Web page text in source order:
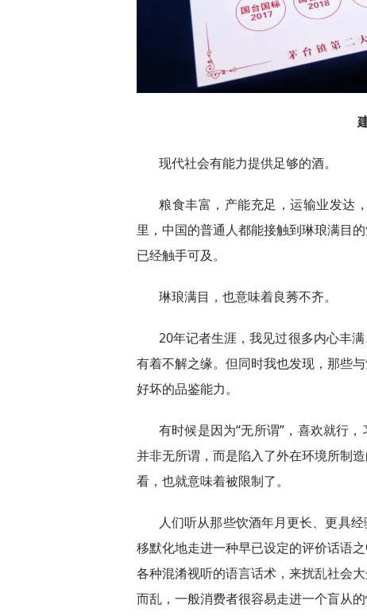
现代社会有能力提供足够的酒。
粮食丰富，产能充足，运输业发达
里，中国的普通人都能接触到琳琅满目
已经触手可及。
琳琅满目，也意味着良莠不齐。
20年记者生涯，我见过很多内心丰
有着不解之缘。但同时我也发现，那些
好坏的品鉴能力。
有时候是因为“无所谓”，喜欢就行
并非无所谓，而是陷入了外在环境所制
看，也就意味着被限制了。
人们听从那些饮酒年月更长、更具
移默化地走进一种早已设定的评价话语
各种混淆视听的语言话术，来扰乱社会
而乱，一般消费者很容易走进一个盲从的